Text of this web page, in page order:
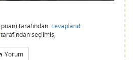
puan) tarafından cevaplandı
tarafındanseçilmiş
Yorum